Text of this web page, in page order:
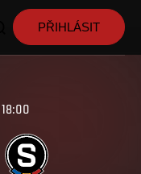
PŘIHLÁSIT